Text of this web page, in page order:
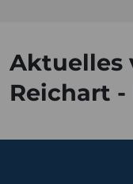
Aktuelles
Reichart